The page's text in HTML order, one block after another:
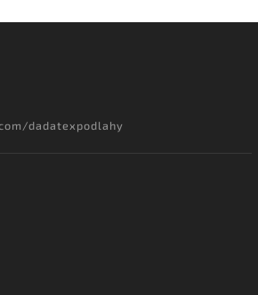
dadatexpodlahy